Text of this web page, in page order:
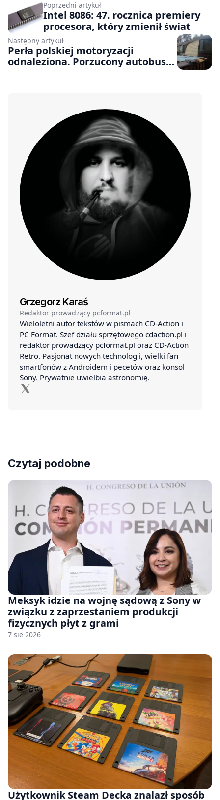
Poprzedni artykuł
Intel 8086: 47. rocznica premiery
procesora, który zmienił świat
Następny artykuł
Perła polskiej motoryzacji
odnaleziona. Porzucony autobus
Grzegorz Karaś
Redaktor prowadzący pcformat.pl
Wieloletni autor tekstów w pismach CD-Action i
PC Format. Szef działu sprzętowego cdaction.pl i
redaktor prowadzący pcformat.pl oraz CD-Action
Retro. Pasjonat nowych technologii, wielki fan
smartfonów z Androidem i pecetów oraz konsol
Sony. Prywatnie uwielbia astronomię.
Czytaj podobne
Meksyk idzie na wojnę sądową z Sony w
związku z zaprzestaniem produkcji
fizycznych płyt z grami
7 sie 2026
Użytkownik Steam Decka znalazł sposób